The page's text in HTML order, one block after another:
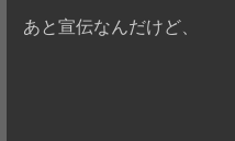
あと宣伝なんだけど、